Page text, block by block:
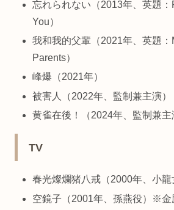
忘れられない（2013年、英題
You）
我和我的父輩（2021年、英題：
Parents）
峰爆（2021年）
被害人（2022年、監制兼主演）
黄雀在後！（2024年、監制兼主
TV
春光燦爛猪八戒（2000年、小龍
空鏡子（2001年、孫燕役）※金